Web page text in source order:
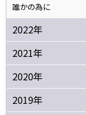
誰かの為に
2022年
2021年
2020年
2019年